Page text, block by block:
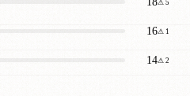
⚠ 5
16⚠ 1
14⚠ 2